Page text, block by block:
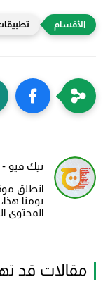
تيك فيو - Tech View
يومنا
المحتوى
مقالات قد